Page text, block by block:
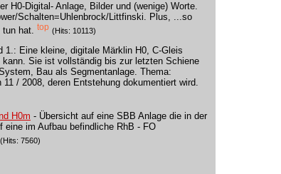
H0-Digital- Anlage, Bilder und (wenige) Worte.
Schalten=Uhlenbrock/Littfinski. Plus, ...so
hat. top (Hits: 10113)
1.: Eine kleine, digitale Märklin H0, C-Gleis
Sie ist vollständig bis zur letzten Schiene
Bau als Segmentanlage. Thema:
/ 2008, deren Entstehung dokumentiert wird.
H0m - Übersicht auf eine SBB Anlage die in der
eine im Aufbau befindliche RhB - FO
(Hits: 7560)